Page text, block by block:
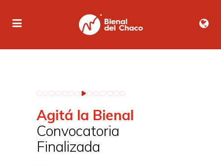
Agitá la Bienal
Convocatoria
Finalizada